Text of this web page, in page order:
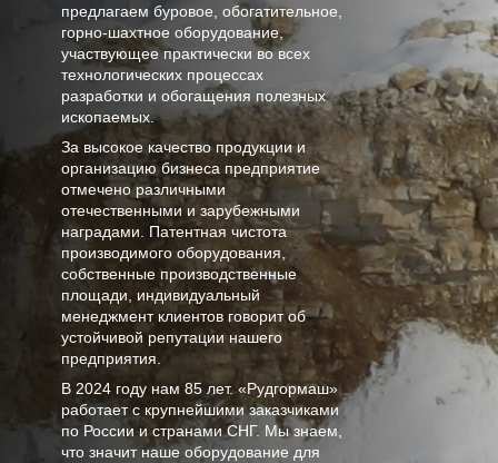
предлагаем буровое, обогатительное,
горно-шахтное оборудование,
участвующее практически во всех
технологических процессах
разработки и обогащения полезных
ископаемых.
За высокое качество продукции и
организацию бизнеса предприятие
отмечено различными
отечественными и зарубежными
наградами. Патентная чистота
производимого оборудования,
собственные производственные
площади, индивидуальный
менеджмент клиентов говорит об
устойчивой репутации нашего
предприятия.
В 2024 году нам 85 лет. «Рудгормаш»
работает с крупнейшими заказчиками
по России и странами СНГ. Мы знаем,
что значит наше оборудование для